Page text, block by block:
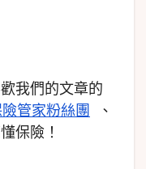
我們的文章的
管家粉絲團
、
保險！